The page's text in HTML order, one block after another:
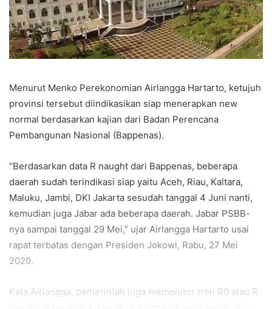
Menurut Menko Perekonomian Airlangga Hartarto, ketujuh
provinsi tersebut diindikasikan siap menerapkan new
normal berdasarkan kajian dari Badan Perencana
Pembangunan Nasional (Bappenas).
“Berdasarkan data R naught dari Bappenas, beberapa
daerah sudah terindikasi siap yaitu Aceh, Riau, Kaltara,
Maluku, Jambi, DKI Jakarta sesudah tanggal 4 Juni nanti,
kemudian juga Jabar ada beberapa daerah. Jabar PSBB-
nya sampai tanggal 29 Mei,” ujar Airlangga Hartarto usai
rapat terbatas dengan Presiden Jokowi, Rabu, 27 Mei
2020.
Kata Airlangga, pemerintah juga memonitor tren R0 atau R